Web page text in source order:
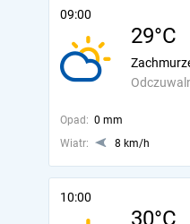
09:00
29°C
Opad: 0 mm
Wiatr:
8 km/h
10:00
30°C